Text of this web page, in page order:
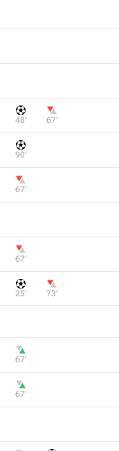
48‎’‎ 67‎’‎
90‎’‎
67‎’‎
67‎’‎
25‎’‎ 73‎’‎
67‎’‎
67‎’‎